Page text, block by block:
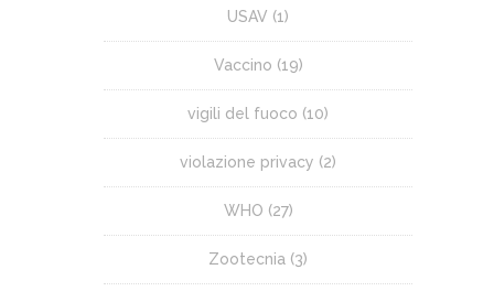
USAV (1)
Vaccino (19)
vigili del fuoco (10)
violazione privacy (2)
WHO (27)
Zootecnia (3)